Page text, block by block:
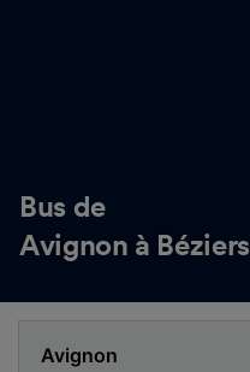
Bus de
Avignon à Béziers